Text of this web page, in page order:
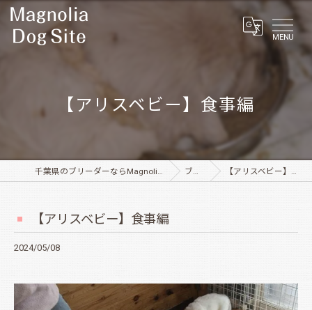
MENU
【アリスベビー】食事編
千葉県のブリーダーならMagnolia Dog Site ブログ 【アリスベビー】食事編
【アリスベビー】食事編
2024/05/08